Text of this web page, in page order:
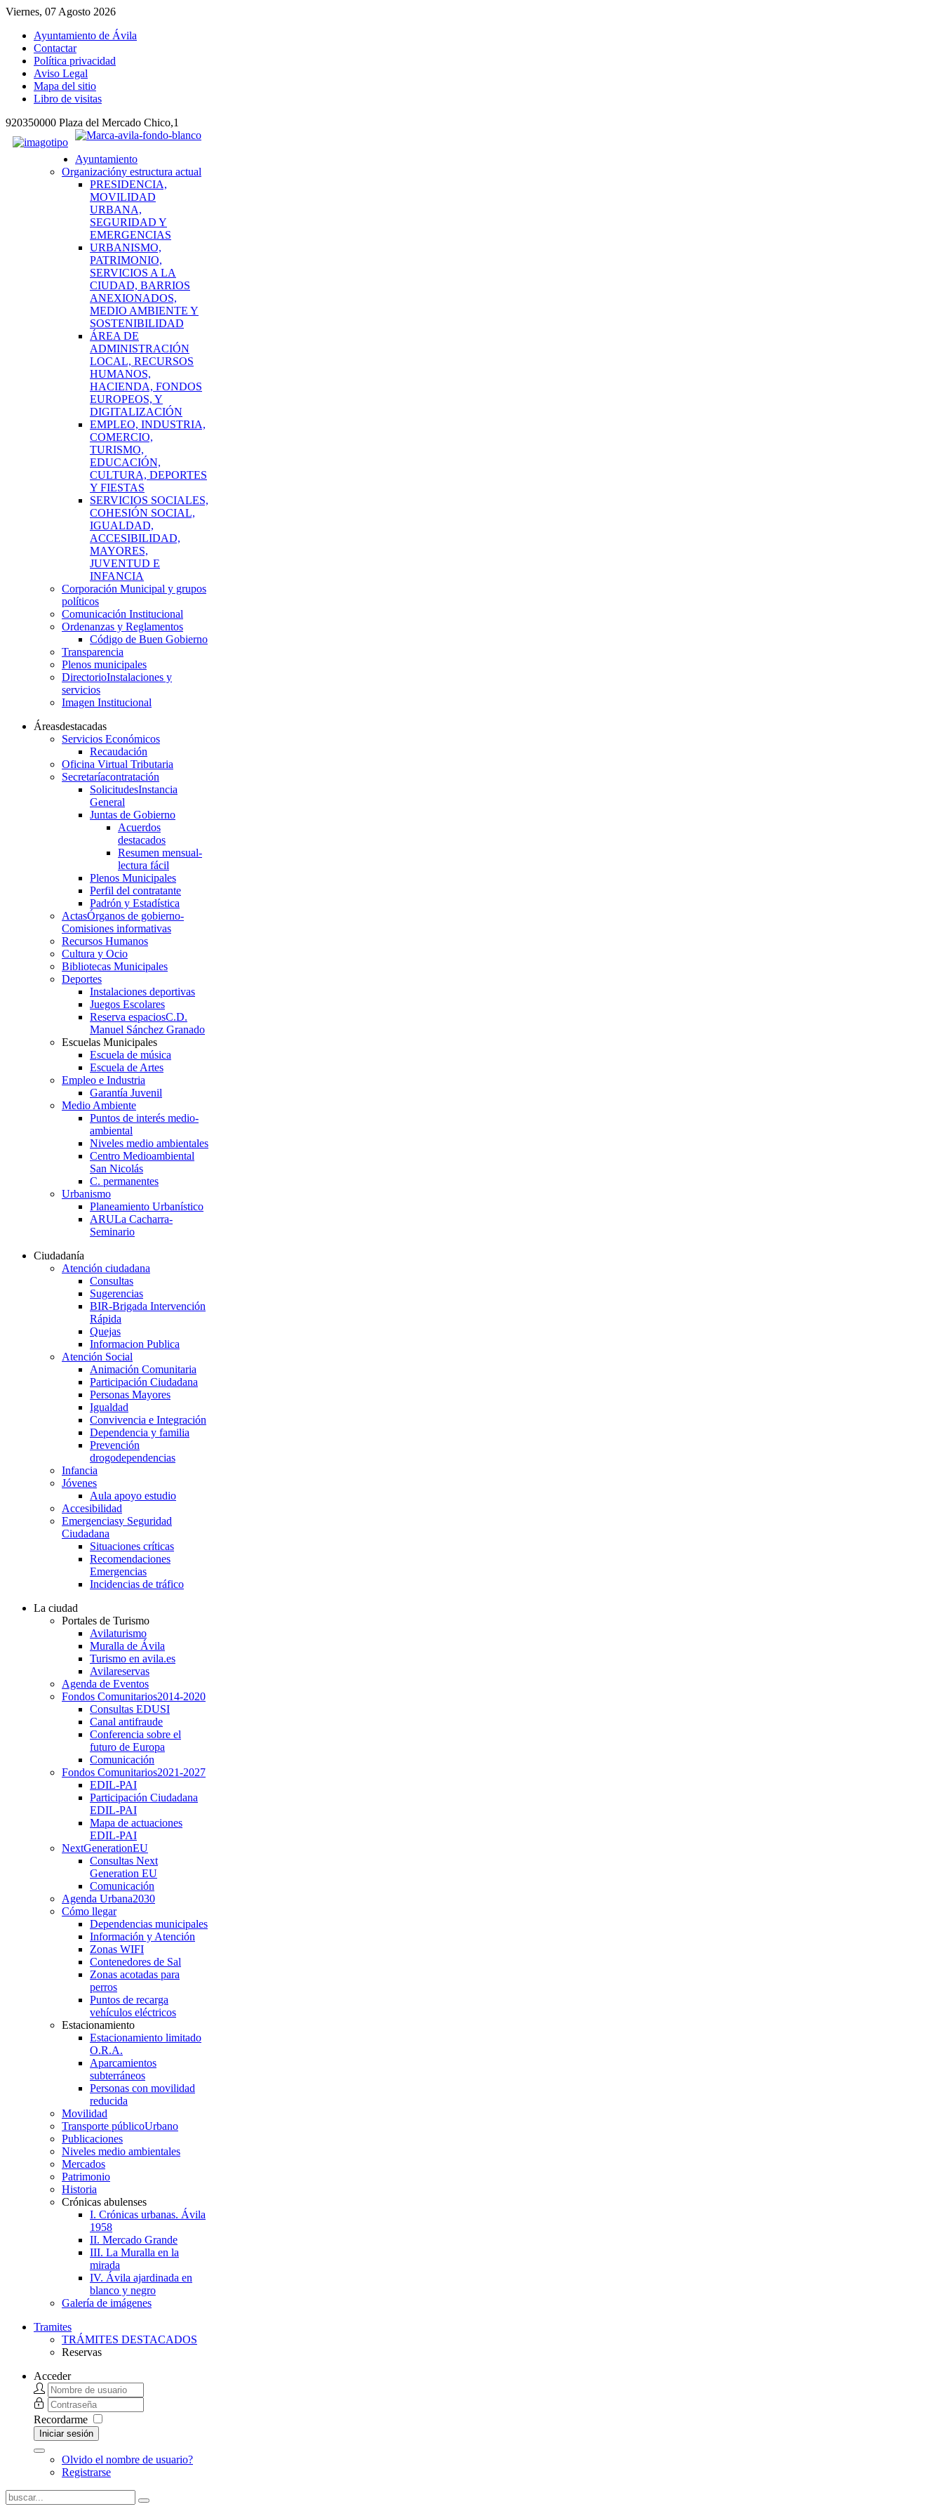
Viernes, 07 Agosto 2026
Ayuntamiento de Ávila
Contactar
Política privacidad
Aviso Legal
Mapa del sitio
Libro de visitas
920350000 Plaza del Mercado Chico,1
Ayuntamiento
Organizacióny estructura actual
PRESIDENCIA,
MOVILIDAD
URBANA,
SEGURIDAD Y
EMERGENCIAS
URBANISMO,
PATRIMONIO,
SERVICIOS A LA
CIUDAD, BARRIOS
ANEXIONADOS,
MEDIO AMBIENTE Y
SOSTENIBILIDAD
ÁREA DE
ADMINISTRACIÓN
LOCAL, RECURSOS
HUMANOS,
HACIENDA, FONDOS
EUROPEOS, Y
DIGITALIZACIÓN
EMPLEO, INDUSTRIA,
COMERCIO,
TURISMO,
EDUCACIÓN,
CULTURA, DEPORTES
Y FIESTAS
SERVICIOS SOCIALES,
COHESIÓN SOCIAL,
IGUALDAD,
ACCESIBILIDAD,
MAYORES,
JUVENTUD E
INFANCIA
Corporación Municipal y grupos
políticos
Comunicación Institucional
Ordenanzas y Reglamentos
Código de Buen Gobierno
Transparencia
Plenos municipales
DirectorioInstalaciones y
servicios
Imagen Institucional
Áreasdestacadas
Servicios Económicos
Recaudación
Oficina Virtual Tributaria
Secretaríacontratación
SolicitudesInstancia
General
Juntas de Gobierno
Acuerdos
destacados
Resumen mensual-
lectura fácil
Plenos Municipales
Perfil del contratante
Padrón y Estadística
ActasÓrganos de gobierno-
Comisiones informativas
Recursos Humanos
Cultura y Ocio
Bibliotecas Municipales
Deportes
Instalaciones deportivas
Juegos Escolares
Reserva espaciosC.D.
Manuel Sánchez Granado
Escuelas Municipales
Escuela de música
Escuela de Artes
Empleo e Industria
Garantía Juvenil
Medio Ambiente
Puntos de interés medio-
ambiental
Niveles medio ambientales
Centro Medioambiental
San Nicolás
C. permanentes
Urbanismo
Planeamiento Urbanístico
ARULa Cacharra-
Seminario
Ciudadanía
Atención ciudadana
Consultas
Sugerencias
BIR-Brigada Intervención
Rápida
Quejas
Informacion Publica
Atención Social
Animación Comunitaria
Participación Ciudadana
Personas Mayores
Igualdad
Convivencia e Integración
Dependencia y familia
Prevención
drogodependencias
Infancia
Jóvenes
Aula apoyo estudio
Accesibilidad
Emergenciasy Seguridad
Ciudadana
Situaciones críticas
Recomendaciones
Emergencias
Incidencias de tráfico
La ciudad
Portales de Turismo
Avilaturismo
Muralla de Ávila
Turismo en avila.es
Avilareservas
Agenda de Eventos
Fondos Comunitarios2014-2020
Consultas EDUSI
Canal antifraude
Conferencia sobre el
futuro de Europa
Comunicación
Fondos Comunitarios2021-2027
EDIL-PAI
Participación Ciudadana
EDIL-PAI
Mapa de actuaciones
EDIL-PAI
NextGenerationEU
Consultas Next
Generation EU
Comunicación
Agenda Urbana2030
Cómo llegar
Dependencias municipales
Información y Atención
Zonas WIFI
Contenedores de Sal
Zonas acotadas para
perros
Puntos de recarga
vehículos eléctricos
Estacionamiento
Estacionamiento limitado
O.R.A.
Aparcamientos
subterráneos
Personas con movilidad
reducida
Movilidad
Transporte públicoUrbano
Publicaciones
Niveles medio ambientales
Mercados
Patrimonio
Historia
Crónicas abulenses
I. Crónicas urbanas. Ávila
1958
II. Mercado Grande
III. La Muralla en la
mirada
IV. Ávila ajardinada en
blanco y negro
Galería de imágenes
Tramites
TRÁMITES DESTACADOS
Reservas
Acceder
Recordarme
Iniciar sesión
Olvido el nombre de usuario?
Registrarse